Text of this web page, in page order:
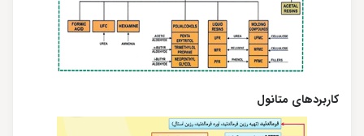
کاربردهای متانول